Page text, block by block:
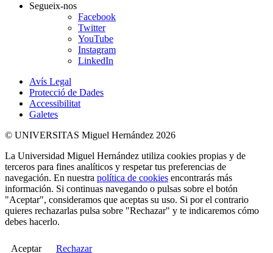
Segueix-nos
Facebook
Twitter
YouTube
Instagram
LinkedIn
Avís Legal
Protecció de Dades
Accessibilitat
Galetes
© UNIVERSITAS Miguel Hernández 2026
La Universidad Miguel Hernández utiliza cookies propias y de
terceros para fines analíticos y respetar tus preferencias de
navegación. En nuestra política de cookies encontrarás más
información. Si continuas navegando o pulsas sobre el botón
"Aceptar", consideramos que aceptas su uso. Si por el contrario
quieres rechazarlas pulsa sobre "Rechazar" y te indicaremos cómo
debes hacerlo.
Aceptar Rechazar